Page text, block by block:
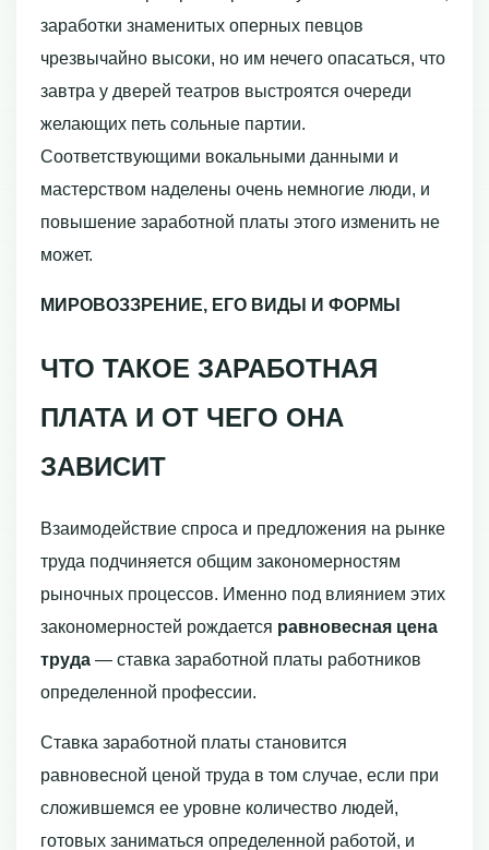
заработки знаменитых оперных певцов
чрезвычайно высоки, но им нечего опасаться, что
завтра у дверей театров выстроятся очереди
желающих петь сольные партии.
Соответствующими вокальными данными и
мастерством наделе­ны очень немногие люди, и
повышение заработной платы этого изменить не
может.
МИРОВОЗЗРЕНИЕ, ЕГО ВИДЫ И ФОРМЫ
ЧТО ТАКОЕ ЗАРАБОТНАЯ
ПЛАТА И ОТ ЧЕГО ОНА
ЗАВИСИТ
Взаимодействие спроса и предложения на рынке
труда подчиняется общим законо­мерностям
рыночных процессов. Именно под влиянием этих
закономерностей рож­дается равновесная цена
труда — ставка заработной платы работников
определенной профессии.
Ставка заработной платы становится
равновесной ценой труда в том случае, если при
сложившемся ее уровне количество людей,
готовых заниматься определенной работой, и